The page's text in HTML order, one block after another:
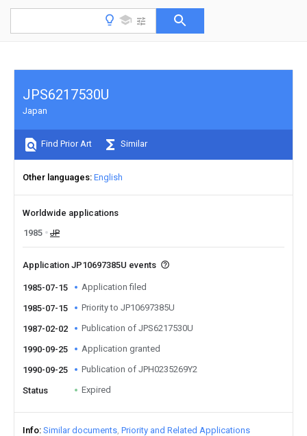
JPS6217530U
Japan
Find Prior Art Similar
Other languages English
Worldwide applications
1985
JP
Application JP10697385U events
1985-07-15 Application filed
1985-07-15 Priority to JP10697385U
1987-02-02 Publication of JPS6217530U
1990-09-25 Application granted
1990-09-25 Publication of JPH0235269Y2
Status Expired
Info Similar documents Priority and Related Applications